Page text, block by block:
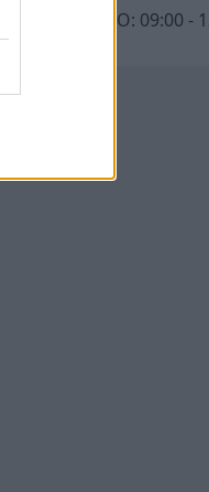
SO: 09:00 -